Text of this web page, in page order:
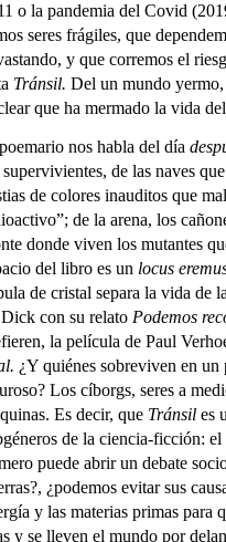
o la pandemia del Covid
seres frágiles, que
y que corremos el
Tránsil. Del un mundo
que ha mermado la vida
nos habla del día
de las naves
de colores inauditos que
de la arena, los
donde viven los mutantes
del libro es un locus
de cristal separa la vida de
con su relato Podemos
la película de Paul
¿Y quiénes sobreviven en
Los cíborgs, seres a
Es decir, que Tránsil es
de la ciencia-ficción:
puede abrir un debate
¿podemos evitar sus
y las materias primas para
y se lleven el mundo por